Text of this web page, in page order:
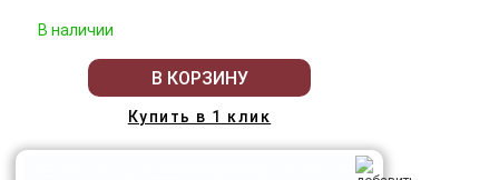
В наличии
В КОРЗИНУ
Купить в 1 клик